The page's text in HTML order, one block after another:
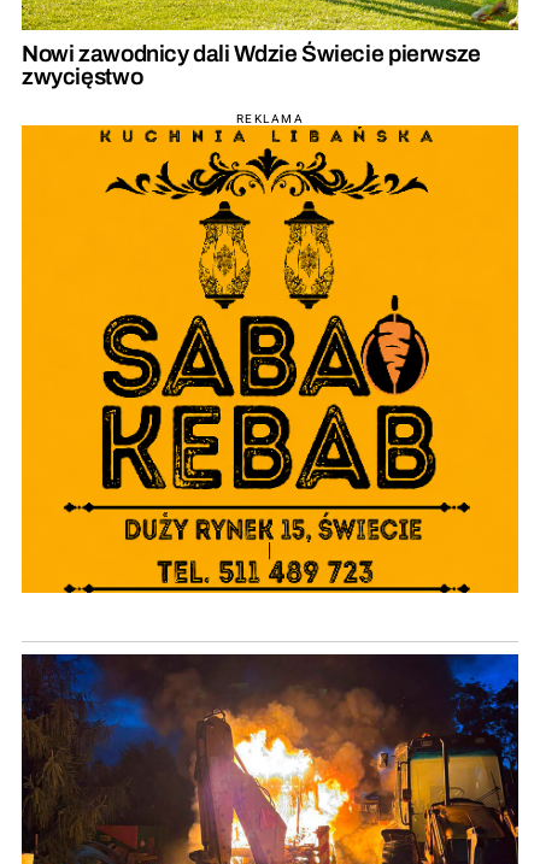
Nowi zawodnicy dali Wdzie Świecie pierwsze
zwycięstwo
REKLAMA